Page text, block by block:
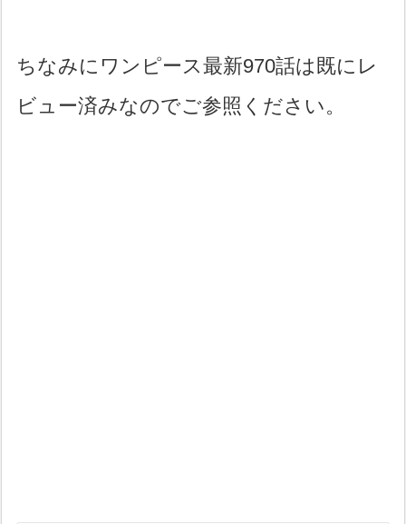
ちなみにワンピース最新970話は既にレ
ビュー済みなのでご参照ください。